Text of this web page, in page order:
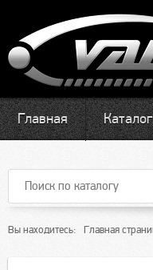
Главная
Вы находитесь: Главная